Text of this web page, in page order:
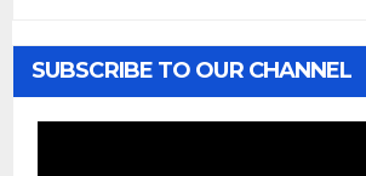
SUBSCRIBE TO OUR CHANNEL